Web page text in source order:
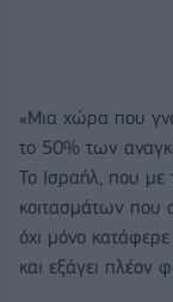
«Μια χώρα που
το 50% των
Το Ισραήλ, που με
κοιτασμάτων που
όχι μόνο
και εξάγει πλέον